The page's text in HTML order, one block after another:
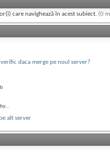
care navighează în acest subiect. (0
daca merge pe noul server?
alt server